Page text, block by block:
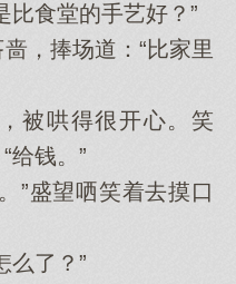
比食堂的手艺好？”
捧场道：“比家里
哄得很开心。笑
给钱。”
盛望哂笑着去摸口
了？”